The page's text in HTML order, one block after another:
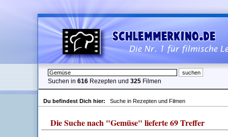
Suchen in 616 Rezepten und 325 Filmen
Du befindest Dich hier: Suche in Rezepten und Filmen
Die Suche nach "Gemüse" lieferte 69 Treffer